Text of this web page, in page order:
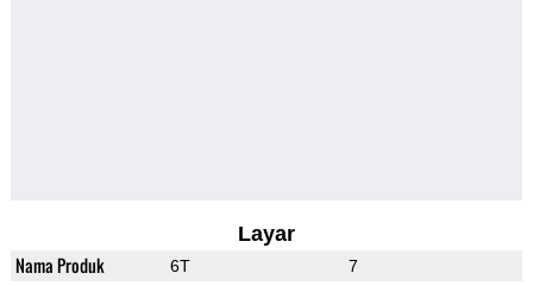
Layar
Nama Produk 6T 7